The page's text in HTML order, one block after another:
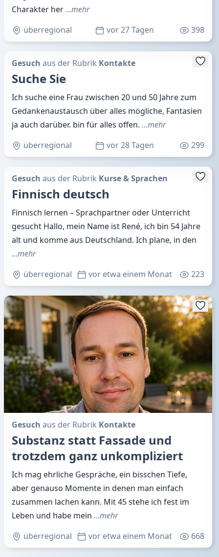
Charakter her…mehr
überregional
vor 27 Tagen 398
Gesuch aus der Rubrik Kontakte
Suche Sie
Ich suche eine Frau zwischen 20 und 50 Jahre zum
Gedankenaustausch über alles mögliche, Fantasien
ja auch darüber. bin für alles offen. …mehr
überregional
vor 28 Tagen 299
Gesuch aus der Rubrik Kurse & Sprachen
Finnisch deutsch
Finnisch lernen – Sprachpartner oder Unterricht
gesucht Hallo, mein Name ist René, ich bin 54 Jahre
alt und komme aus Deutschland. Ich plane, in den
…mehr
überregional
vor etwa einem Monat 223
Gesuch aus der Rubrik Kontakte
Substanz statt Fassade und
trotzdem ganz unkompliziert
Ich mag ehrliche Gespräche, ein bisschen Tiefe,
aber genauso Momente in denen man einfach
zusammen lachen kann. Mit 45 stehe ich fest im
Leben und habe mein …mehr
überregional
vor etwa einem Monat 668